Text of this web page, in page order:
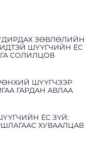
ЗӨВЛӨЛИЙН
ШҮҮГЧИЙН ЁС
СОЛИЛЦОВ
ШҮҮГЧЭЭР
ГАРДАН АВЛАА
ЁС ЗҮЙ:
ХУВААЛЦАВ